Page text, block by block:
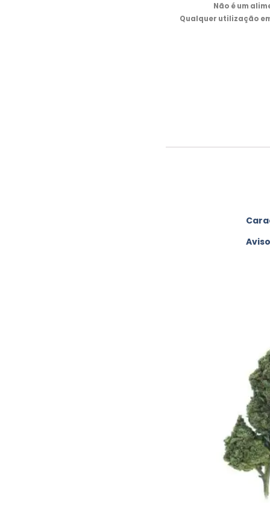
Não é um
Qualquer utilização